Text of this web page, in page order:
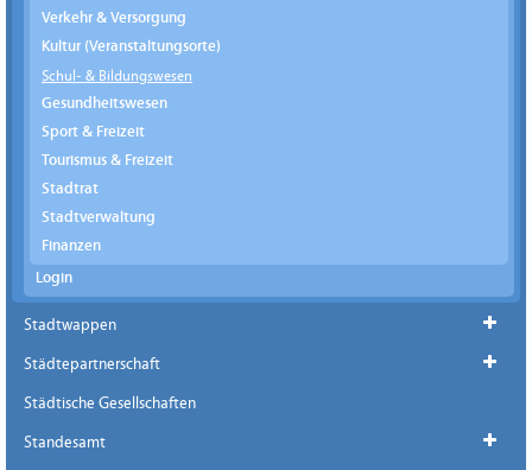
Verkehr & Versorgung
Kultur (Veranstaltungsorte)
Schul- & Bildungswesen
Gesundheitswesen
Sport & Freizeit
Tourismus & Freizeit
Stadtrat
Stadtverwaltung
Finanzen
Login
Stadtwappen
Städtepartnerschaft
Städtische Gesellschaften
Standesamt